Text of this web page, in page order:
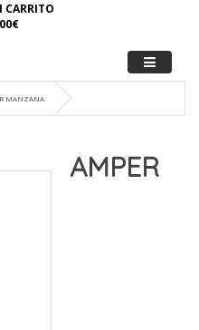
CARRITO
MANZANA
AMPER